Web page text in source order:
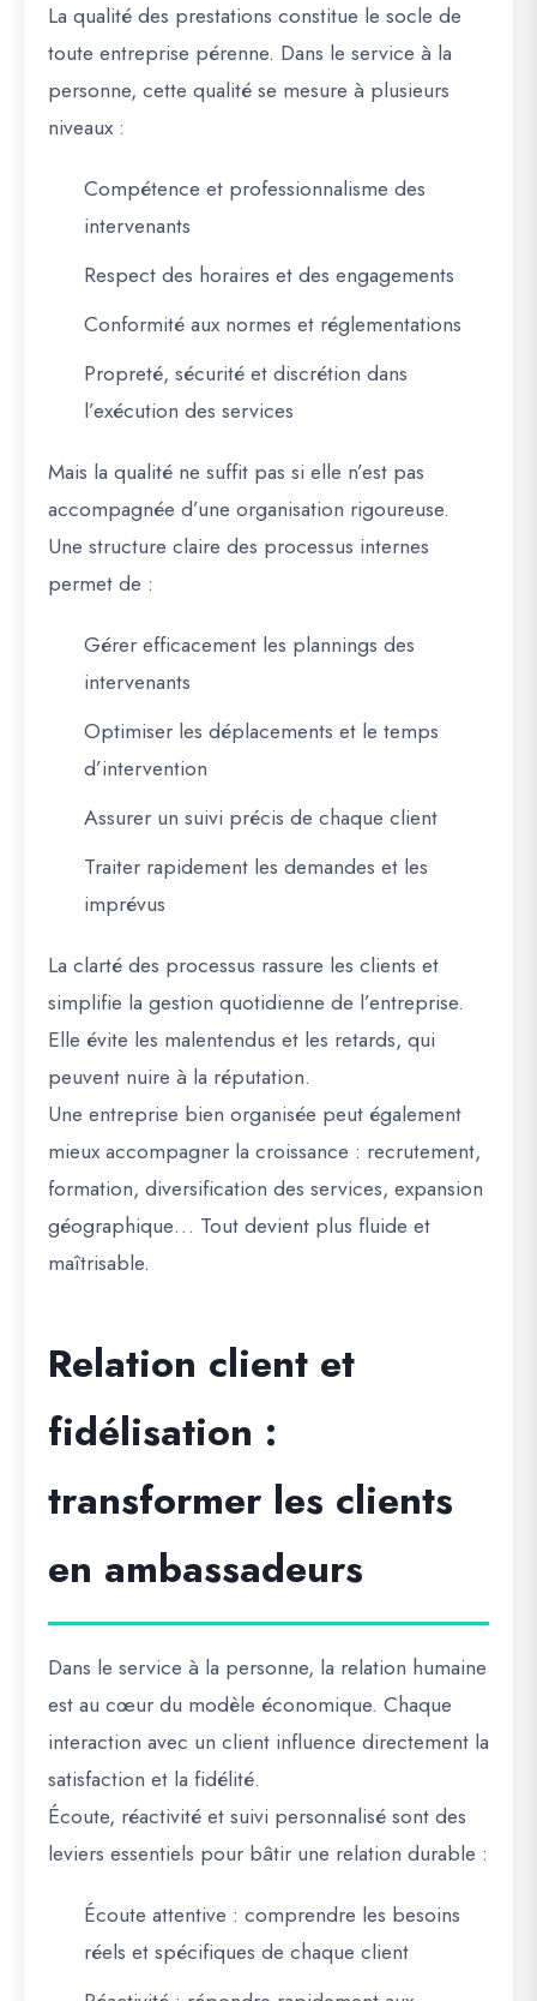
La qualité des prestations constitue le socle de
toute entreprise pérenne. Dans le service à la
personne, cette qualité se mesure à plusieurs
niveaux :
Compétence et professionnalisme des
intervenants
Respect des horaires et des engagements
Conformité aux normes et réglementations
Propreté, sécurité et discrétion dans
l’exécution des services
Mais la qualité ne suffit pas si elle n’est pas
accompagnée d’une organisation rigoureuse.
Une structure claire des processus internes
permet de :
Gérer efficacement les plannings des
intervenants
Optimiser les déplacements et le temps
d’intervention
Assurer un suivi précis de chaque client
Traiter rapidement les demandes et les
imprévus
La clarté des processus rassure les clients et
simplifie la gestion quotidienne de l’entreprise.
Elle évite les malentendus et les retards, qui
peuvent nuire à la réputation.
Une entreprise bien organisée peut également
mieux accompagner la croissance : recrutement,
formation, diversification des services, expansion
géographique… Tout devient plus fluide et
maîtrisable.
Relation client et
fidélisation :
transformer les clients
en ambassadeurs
Dans le service à la personne, la relation humaine
est au cœur du modèle économique. Chaque
interaction avec un client influence directement la
satisfaction et la fidélité.
Écoute, réactivité et suivi personnalisé sont des
leviers essentiels pour bâtir une relation durable :
Écoute attentive : comprendre les besoins
réels et spécifiques de chaque client